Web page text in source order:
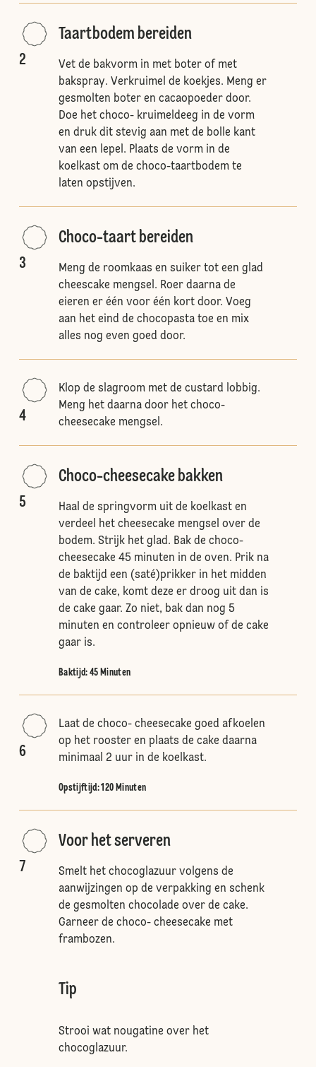
2
Taartbodem bereiden
Vet de bakvorm in met boter of met
bakspray. Verkruimel de koekjes. Meng er
gesmolten boter en cacaopoeder door.
Doe het choco- kruimeldeeg in de vorm
en druk dit stevig aan met de bolle kant
van een lepel. Plaats de vorm in de
koelkast om de choco-taartbodem te
laten opstijven.
3
Choco-taart bereiden
Meng de roomkaas en suiker tot een glad
cheescake mengsel. Roer daarna de
eieren er één voor één kort door. Voeg
aan het eind de chocopasta toe en mix
alles nog even goed door.
4
Klop de slagroom met de custard lobbig.
Meng het daarna door het choco-
cheesecake mengsel.
5
Choco-cheesecake bakken
Haal de springvorm uit de koelkast en
verdeel het cheesecake mengsel over de
bodem. Strijk het glad. Bak de choco-
cheesecake 45 minuten in de oven. Prik na
de baktijd een (saté)prikker in het midden
van de cake, komt deze er droog uit dan is
de cake gaar. Zo niet, bak dan nog 5
minuten en controleer opnieuw of de cake
gaar is.
Baktijd: 45 Minuten
6
Laat de choco- cheesecake goed afkoelen
op het rooster en plaats de cake daarna
minimaal 2 uur in de koelkast.
Opstijftijd: 120 Minuten
7
Voor het serveren
Smelt het chocoglazuur volgens de
aanwijzingen op de verpakking en schenk
de gesmolten chocolade over de cake.
Garneer de choco- cheesecake met
frambozen.
Tip
Strooi wat nougatine over het
chocoglazuur.